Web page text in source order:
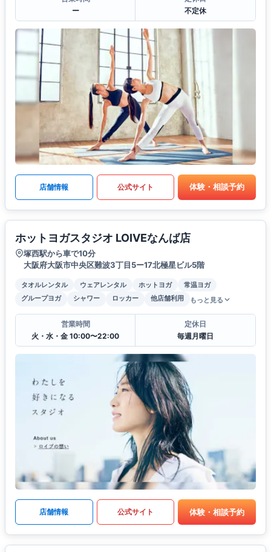
ー
不定休
店舗情報 公式サイト 体験・相談予約
ホットヨガスタジオ LOIVEなんば店
塚西駅から車で10分
大阪府大阪市中央区難波3丁目5ー17北極星ビル5階
タオルレンタル ウェアレンタル ホットヨガ
常温ヨガ
グループヨガ
シャワー ロッカー 他店舗利用 もっと見る
営業時間
火・水・金 10:00〜22:00
定休日
毎週月曜日
店舗情報 公式サイト 体験・相談予約